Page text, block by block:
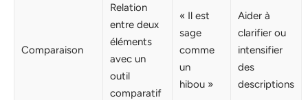
Comparaison
Relation
entre deux
éléments
avec un
outil
comparatif
« Il est
sage
comme
un
hibou »
Aider à
clarifier ou
intensifier
des
descriptions